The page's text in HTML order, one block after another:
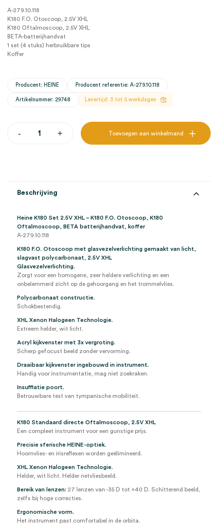
A-279.10.118
K180 F.O. Otoscoop, 2.5V XHL
K180 Oftalmoscoop, 2.5V XHL
BETA-batterijhandvat
1 set (4 stuks) herbruikbare tips
Koffer
Producent: HEINE Producent referentie: A-279.10.118
Artikelnummer: 29748 Levertijd: 3 tot 5 werkdagen
-
F.O.
Otoscoop,
Oftalmoscoop,
BETA
batterijhandvat,
koffer
(set)
aantal
+ Toevoegen aan winkelmand
Beschrijving
Heine K180 Set 2.5V XHL – K180 F.O. Otoscoop, K180
Oftalmoscoop, BETA batterijhandvat, koffer
A-279.10.118
K180 F.O. Otoscoop met glasvezelverlichting gemaakt van licht,
slagvast polycarbonaat, 2.5V XHL
Glasvezelverlichting.
Zorgt voor een homogene, zeer heldere verlichting en een
onbelemmerd zicht op de gehoorgang en het trommelvlies.
Polycarbonaat constructie.
Schokbestendig.
XHL Xenon Halogeen Technologie.
Extreem helder, wit licht.
Acryl kijkvenster met 3x vergroting.
Scherp gefocust beeld zonder vervorming.
Draaibaar kijkvenster ingebouwd in instrument.
Handig voor instrumentatie, mag niet zoekraken.
Insufflatie poort.
Betrouwbare test van tympanische mobiliteit.
K180 Standaard directe Oftalmoscoop, 2.5V XHL
Een compleet instrument voor een gunstige prijs.
Precisie sferische HEINE-optiek.
Hoornvlies- en irisreflexen worden geëlimineerd.
XHL Xenon Halogeen Technologie.
Helder, wit licht. Helder netvliesbeeld.
Bereik van lenzen: 27 lenzen van -35 D tot +40 D. Schitterend beeld,
zelfs bij hoge correcties.
Ergonomische vorm.
Het instrument past comfortabel in de orbita.